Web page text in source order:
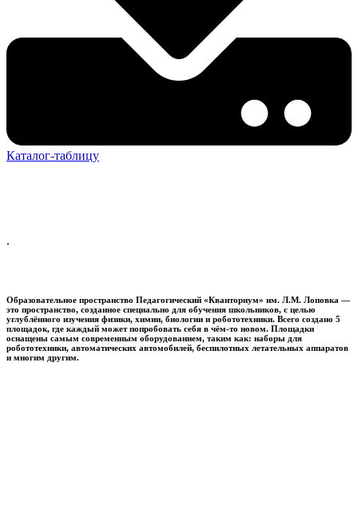
Каталог-таблицу
.
Образовательное пространство Педагогический «Кванториум» им. Л.М. Лоповка —
это пространство, созданное специально для обучения школьников, с целью
углублённого изучения физики, химии, биологии и робототехники. Всего создано 5
площадок, где каждый может попробовать себя в чём-то новом. Площадки
оснащены самым современным оборудованием, таким как: наборы для
робототехники, автоматических автомобилей, беспилотных летательных аппаратов
и многим другим.